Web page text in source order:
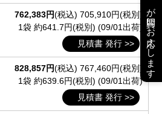
762,383円(税込) 705,910円(税別)
1袋 約641.7円(税別) (09/01出荷)
見積書 発行 >>
828,857円(税込) 767,460円(税別)
1袋 約639.6円(税別) (09/01出荷)
見積書 発行 >>
が質問にお応えします